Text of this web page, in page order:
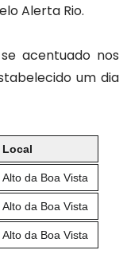
Alerta Rio.
acentuado nos
um dia
Local
Alto da Boa Vista
Alto da Boa Vista
Alto da Boa Vista